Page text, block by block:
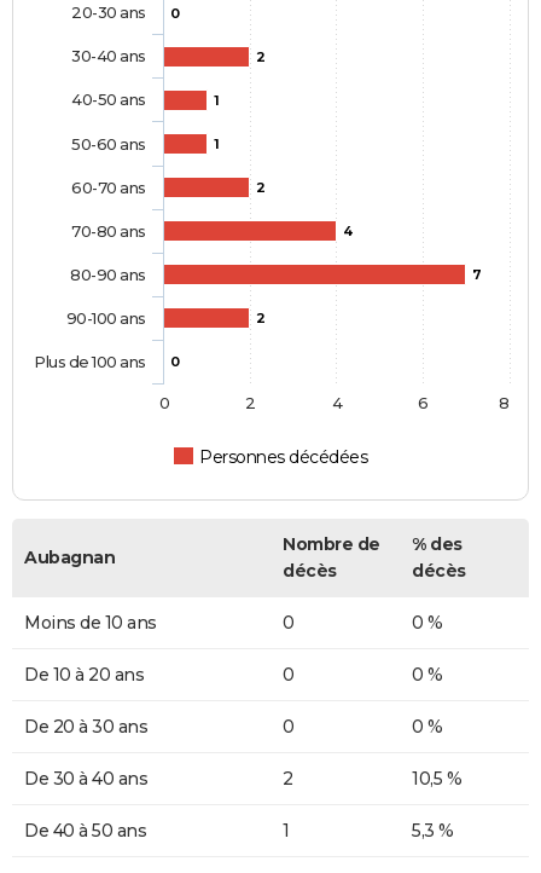
0
2
1
1
2
4
7
2
0
Personnes décédées
20-30 ans
30-40 ans
40-50 ans
50-60 ans
60-70 ans
70-80 ans
80-90 ans
90-100 ans
Plus de 100 ans
0 2 4 6 8
Aubagnan
Nombre de
décès
% des
décès
Moins de 10 ans 0 0 %
De 10 à 20 ans 0 0 %
De 20 à 30 ans 0 0 %
De 30 à 40 ans 2 10,5 %
De 40 à 50 ans 1 5,3 %